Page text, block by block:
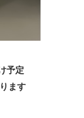
予定
ます